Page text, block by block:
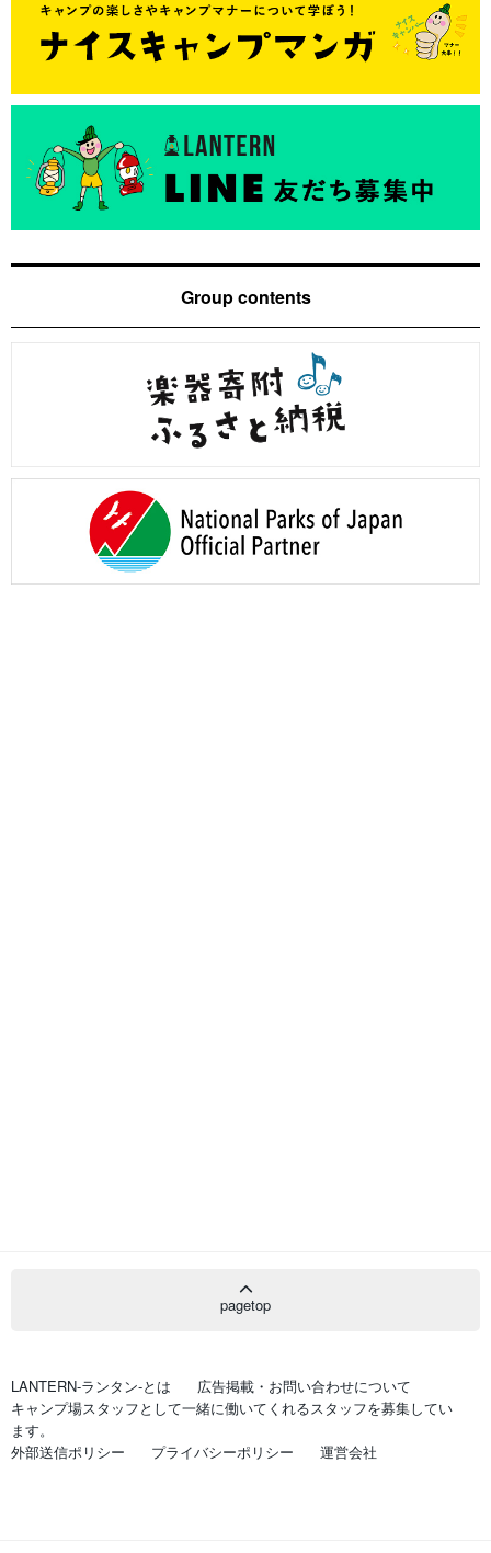
Group contents
pagetop
LANTERN-ランタン-とは
広告掲載・お問い合わせについて
キャンプ場スタッフとして一緒に働いてくれるスタッフを募集してい
ます。
外部送信ポリシー
プライバシーポリシー 運営会社